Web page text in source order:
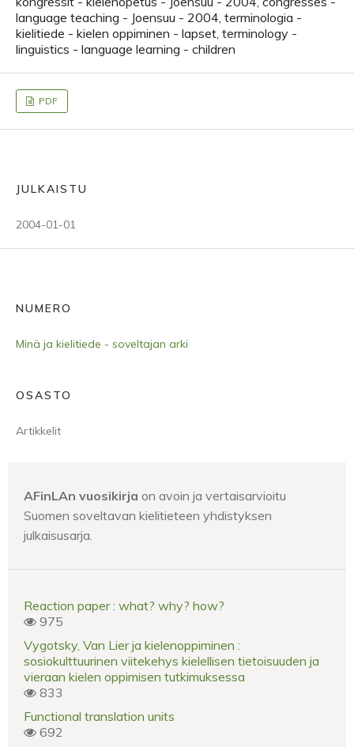
language teaching - Joensuu - 2004, terminologia -
kielitiede - kielen oppiminen - lapset, terminology -
linguistics - language learning - children
PDF
JULKAISTU
2004-01-01
NUMERO
Minä ja kielitiede - soveltajan arki
OSASTO
Artikkelit
AFinLAn vuosikirja on avoin ja vertaisarvioitu
Suomen soveltavan kielitieteen yhdistyksen
julkaisusarja.
Reaction paper : what? why? how?
975
Vygotsky, Van Lier ja kielenoppiminen :
sosiokulttuurinen viitekehys kielellisen tietoisuuden ja
vieraan kielen oppimisen tutkimuksessa
833
Functional translation units
692